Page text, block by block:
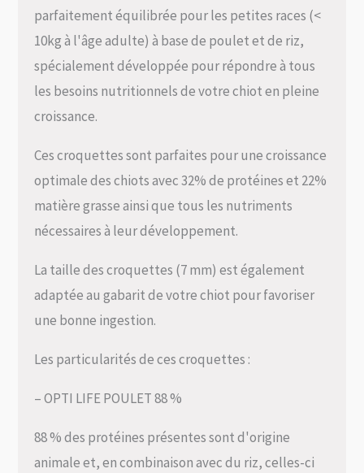
parfaitement équilibrée pour les petites races (<
10kg à l'âge adulte) à base de poulet et de riz,
spécialement développée pour répondre à tous
les besoins nutritionnels de votre chiot en pleine
croissance.
Ces croquettes sont parfaites pour une croissance
optimale des chiots avec 32% de protéines et 22%
matière grasse ainsi que tous les nutriments
nécessaires à leur développement.
La taille des croquettes (7 mm) est également
adaptée au gabarit de votre chiot pour favoriser
une bonne ingestion.
Les particularités de ces croquettes :
– OPTI LIFE POULET 88 %
88 % des protéines présentes sont d'origine
animale et, en combinaison avec du riz, celles-ci